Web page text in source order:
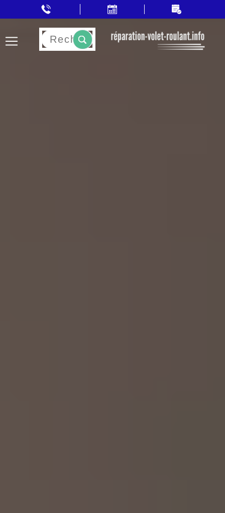
Rechercher